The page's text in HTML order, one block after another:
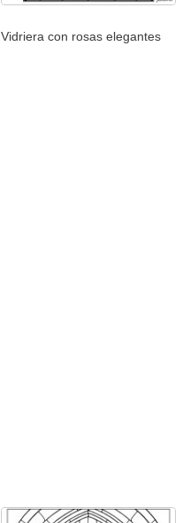
Vidriera con rosas elegantes